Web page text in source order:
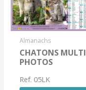
Almanachs
CHATONS MULTI
PHOTOS
Ref. 05LK